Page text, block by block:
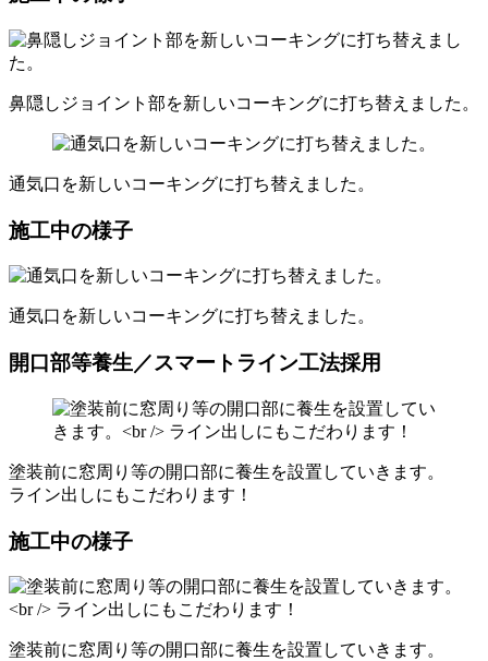
鼻隠しジョイント部を新しいコーキングに打ち替えました。
通気口を新しいコーキングに打ち替えました。
施工中の様子
通気口を新しいコーキングに打ち替えました。
開口部等養生／スマートライン工法採用
塗装前に窓周り等の開口部に養生を設置していきます。
ライン出しにもこだわります！
施工中の様子
塗装前に窓周り等の開口部に養生を設置していきます。